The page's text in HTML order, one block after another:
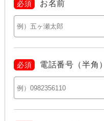
必須 お名前
必須 電話番号（半角）